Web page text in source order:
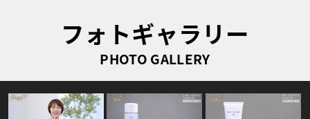
フォトギャラリー
PHOTO GALLERY